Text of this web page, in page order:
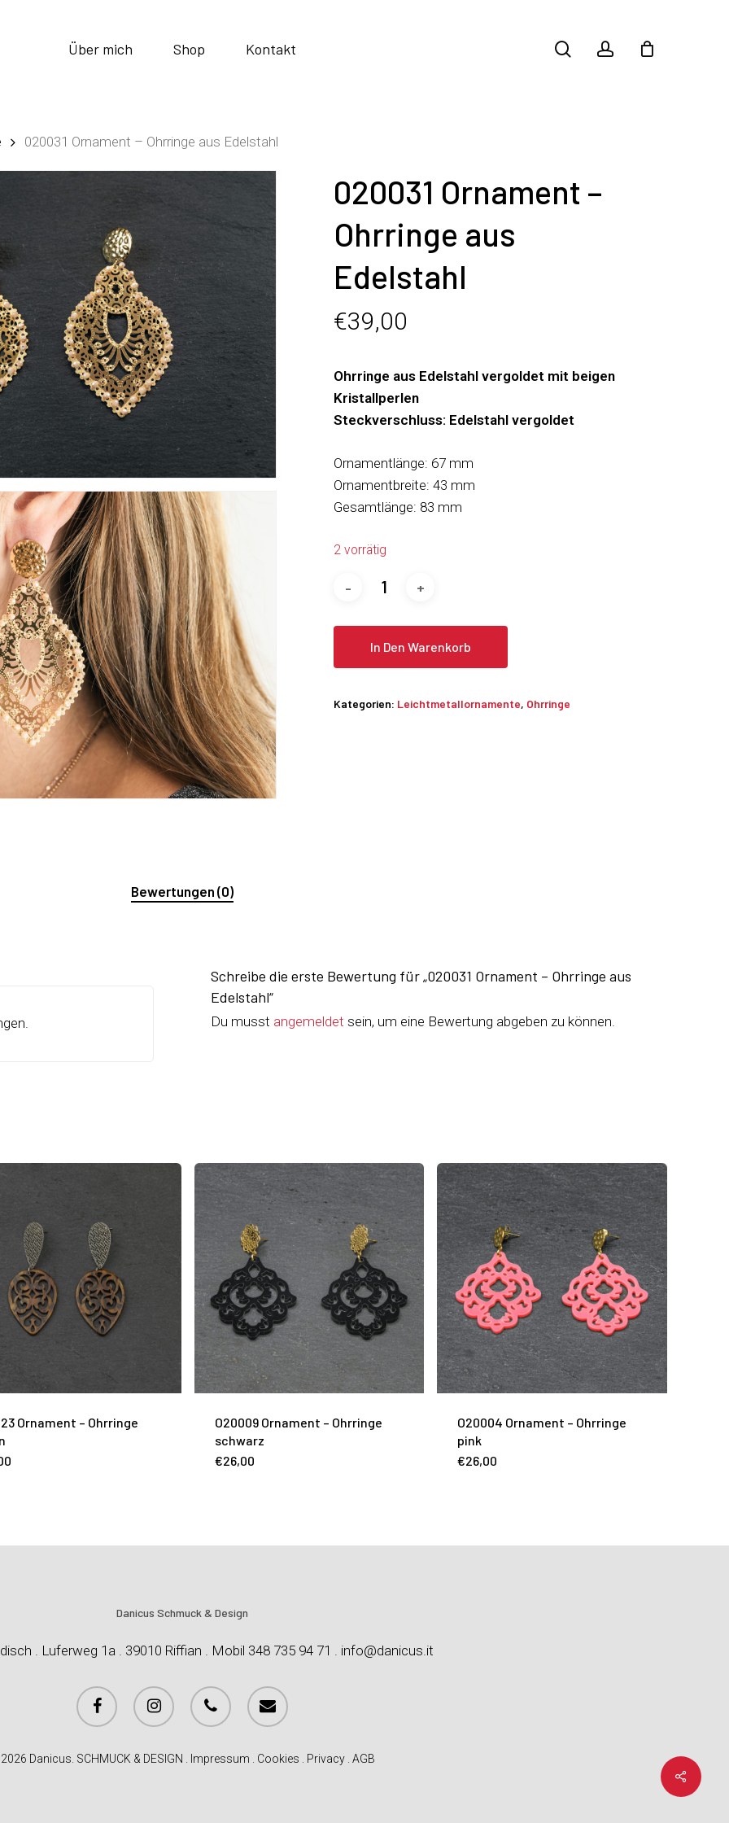
Über mich Shop Kontakt searchaccount
020031 Ornament – Ohrringe aus Edelstahl
020031 Ornament –
Ohrringe aus
Edelstahl
€39,00
Ohrringe aus Edelstahl vergoldet mit beigen
Kristallperlen
Steckverschluss: Edelstahl vergoldet
Ornamentlänge: 67 mm
Ornamentbreite: 43 mm
Gesamtlänge: 83 mm
2 vorrätig
In Den Warenkorb
Kategorien: Leichtmetallornamente, Ohrringe
Bewertungen (0)
Schreibe die erste Bewertung für „020031 Ornament – Ohrringe aus
Edelstahl“
Du musst angemeldet sein, um eine Bewertung abgeben zu können.
Ornament – Ohrringe
O20009 Ornament – Ohrringe
schwarz
€26,00
O20004 Ornament – Ohrringe
pink
€26,00
Danicus Schmuck & Design
. Luferweg 1a . 39010 Riffian . Mobil 348 735 94 71 . info@danicus.it
Danicus. SCHMUCK & DESIGN . Impressum Cookies Privacy .AGB